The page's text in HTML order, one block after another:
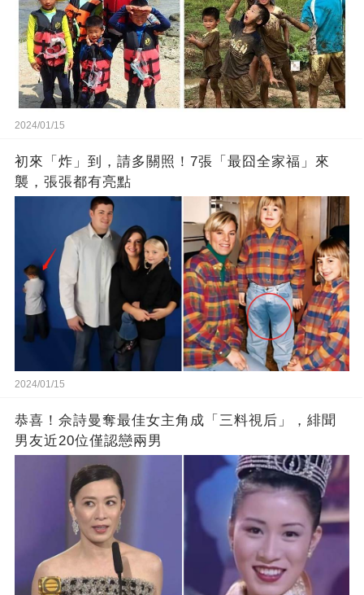
2024/01/15
初來「炸」到，請多關照！7張「最囧全家福」來
襲，張張都有亮點
2024/01/15
恭喜！佘詩曼奪最佳女主角成「三料視后」，緋聞
男友近20位僅認戀兩男